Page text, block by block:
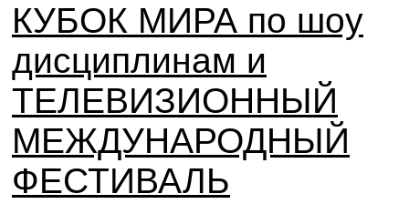
КУБОК МИРА по шоу
дисциплинам и
ТЕЛЕВИЗИОННЫЙ
МЕЖДУНАРОДНЫЙ
ФЕСТИВАЛЬ